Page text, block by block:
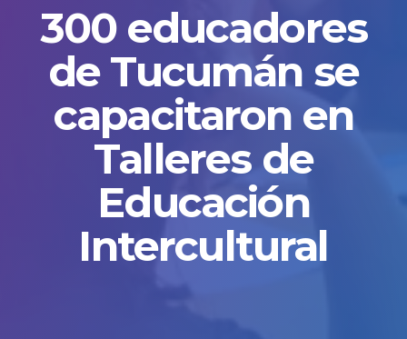
300 educadores
de Tucumán se
capacitaron en
Talleres de
Educación
Intercultural